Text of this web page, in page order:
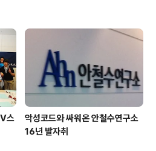
나선 김홍선 대표의
다리며 팥죽과 함께
십니다. 애정을 듬뿍
주는 모습입니다. 열
스
악성코드와 싸워온 안철수연구소
16년 발자취